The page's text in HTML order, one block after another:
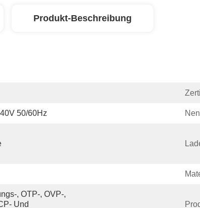
Produkt-Beschreibung
50/60Hz
, OTP-, OVP-,
Und